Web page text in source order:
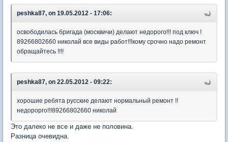
peshka87, on 19.05.2012 - 17:06:
освободилась бригада (москвичи) делают недорого!!! под ключ !
89266802660 николай все виды работ!!!кому срочно надо ремонт
обращайтесь !!!!
peshka87, on 22.05.2012 - 09:22:
хорошие ребята русские делают нормальный ремонт !!
недорорго!!!89266802660 николай
Это далеко не все и даже не половина.
Разница очевидна.